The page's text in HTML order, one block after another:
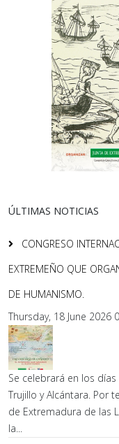
ÚLTIMAS NOTICIAS
CONGRESO
EXTREMEÑO QUE
DE HUMANISMO.
Thursday, 18 June 2026
Se celebrará en los
Trujillo y Alcántara. Por
de Extremadura de las
la...